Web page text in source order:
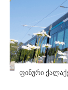
ფინური